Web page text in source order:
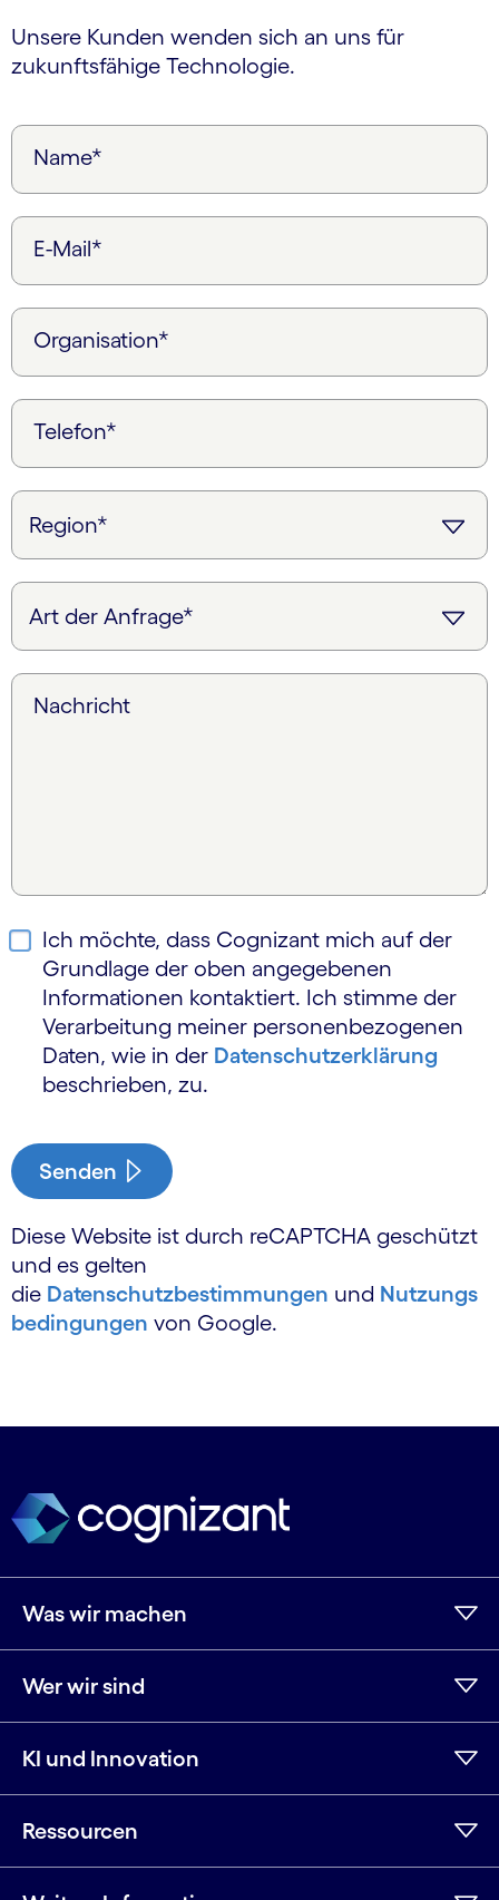
Unsere Kunden wenden sich an uns für
zukunftsfähige Technologie.
Name*
E-Mail*
Organisation*
Telefon*
Nachricht
Ich möchte, dass Cognizant mich auf der
Grundlage der oben angegebenen
Informationen kontaktiert. Ich stimme der
Verarbeitung meiner personen­bezogenen
Daten, wie in der Daten­schutz­erklärung
beschrieben, zu.
Senden
Diese Website ist durch reCAPTCHA geschützt
und es gelten
die Datenschutzbestimmungen und Nutzungs
bedingungen von Google.
Was wir machen
Wer wir sind
KI und Innovation
Ressourcen